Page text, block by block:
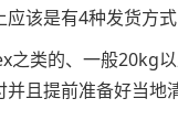
该是有4种发货方式
之类的、一般20kg
且提前准备好当地